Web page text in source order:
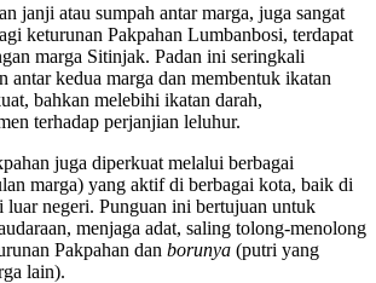
janji atau sumpah antar marga, juga sangat
keturunan Pakpahan Lumbanbosi, terdapat
marga Sitinjak. Padan ini seringkali
antar kedua marga dan membentuk ikatan
bahkan melebihi ikatan darah,
terhadap perjanjian leluhur.
juga diperkuat melalui berbagai
marga) yang aktif di berbagai kota, baik di
luar negeri. Punguan ini bertujuan untuk
menjaga adat, saling tolong-menolong
Pakpahan dan borunya (putri yang
lain).